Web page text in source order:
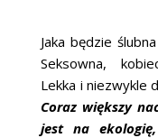
Jaka będzie
Seksowna,
Lekka i niezwykle
Coraz większy
jest na